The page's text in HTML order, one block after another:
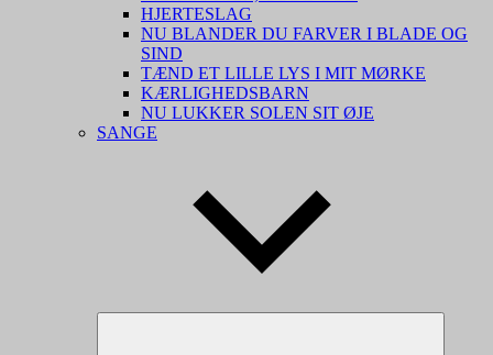
HJERTESLAG
NU BLANDER DU FARVER I BLADE OG
SIND
TÆND ET LILLE LYS I MIT MØRKE
KÆRLIGHEDSBARN
NU LUKKER SOLEN SIT ØJE
SANGE